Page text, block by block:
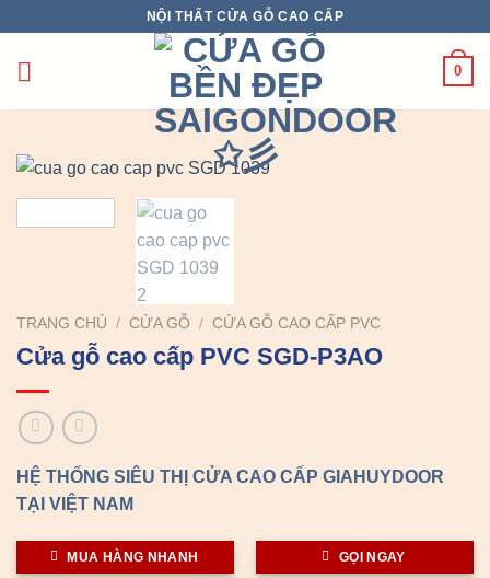
nội
NỘI THẤT CỬA GỖ CAO CẤP
0
TRANG CHỦ / CỬA GỖ / CỬA GỖ CAO CẤP PVC
Cửa gỗ cao cấp PVC SGD-P3AO
HỆ THỐNG SIÊU THỊ CỬA CAO CẤP GIAHUYDOOR
TẠI VIỆT NAM
MUA HÀNG NHANH GỌI NGAY